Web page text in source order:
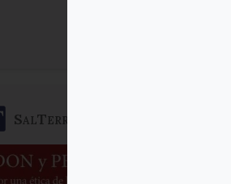
SalTerrae